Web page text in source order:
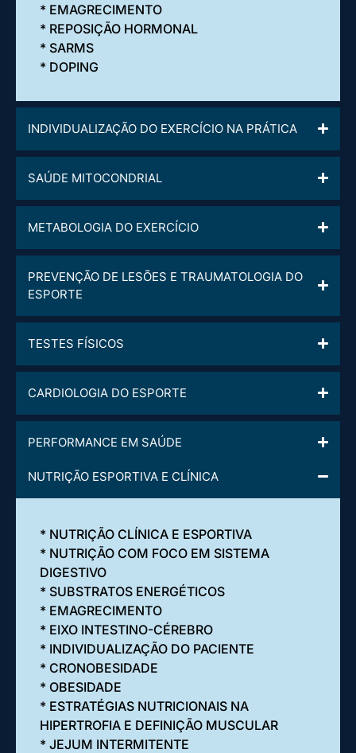
* EMAGRECIMENTO
* REPOSIÇÃO HORMONAL
* SARMS
* DOPING
INDIVIDUALIZAÇÃO DO EXERCÍCIO NA PRÁTICA
SAÚDE MITOCONDRIAL
METABOLOGIA DO EXERCÍCIO
PREVENÇÃO DE LESÕES E TRAUMATOLOGIA DO
ESPORTE
TESTES FÍSICOS
CARDIOLOGIA DO ESPORTE
PERFORMANCE EM SAÚDE
NUTRIÇÃO ESPORTIVA E CLÍNICA
* NUTRIÇÃO CLÍNICA E ESPORTIVA
* NUTRIÇÃO COM FOCO EM SISTEMA
DIGESTIVO
* SUBSTRATOS ENERGÉTICOS
* EMAGRECIMENTO
* EIXO INTESTINO-CÉREBRO
* INDIVIDUALIZAÇÃO DO PACIENTE
* CRONOBESIDADE
* OBESIDADE
* ESTRATÉGIAS NUTRICIONAIS NA
HIPERTROFIA E DEFINIÇÃO MUSCULAR
* JEJUM INTERMITENTE